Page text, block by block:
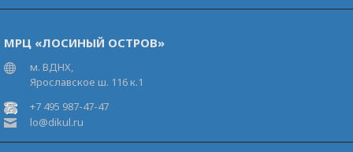
МРЦ «ЛОСИНЫЙ ОСТРОВ»
м. ВДНХ,
Ярославское ш. 116 к.1
+7 495 987-47-47
lo@dikul.ru